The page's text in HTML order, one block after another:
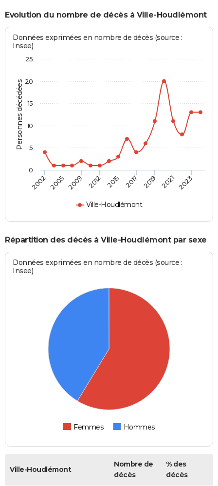
Evolution du nombre de décès à Ville-Houdlémont
Personnes décédées
Données exprimées en nombre de décès (source :
Insee)
Ville-Houdlémont
2002 2005 2009 2012 2015 2017 2019 2021 2023
0
5
10
15
20
25
Répartition des décès à Ville-Houdlémont par sexe
Données exprimées en nombre de décès (source :
Insee)
Femmes Hommes
Ville-Houdlémont
Nombre de
décès
% des
décès